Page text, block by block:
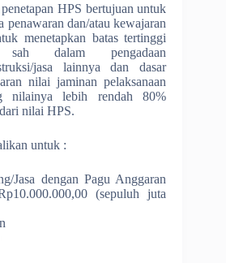
HPS bertujuan untuk
penawaran dan/atau kewajaran
menetapkan batas tertinggi
dalam pengadaan
jasa lainnya dan dasar
nilai jaminan pelaksanaan
nilainya lebih rendah 80%
nilai HPS.
untuk :
Jasa dengan Pagu Anggaran
(sepuluh juta